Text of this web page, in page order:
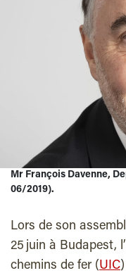
Mr François Davenne,
06/2019).
Lors de son
25 juin à Budapest,
chemins de fer (UIC